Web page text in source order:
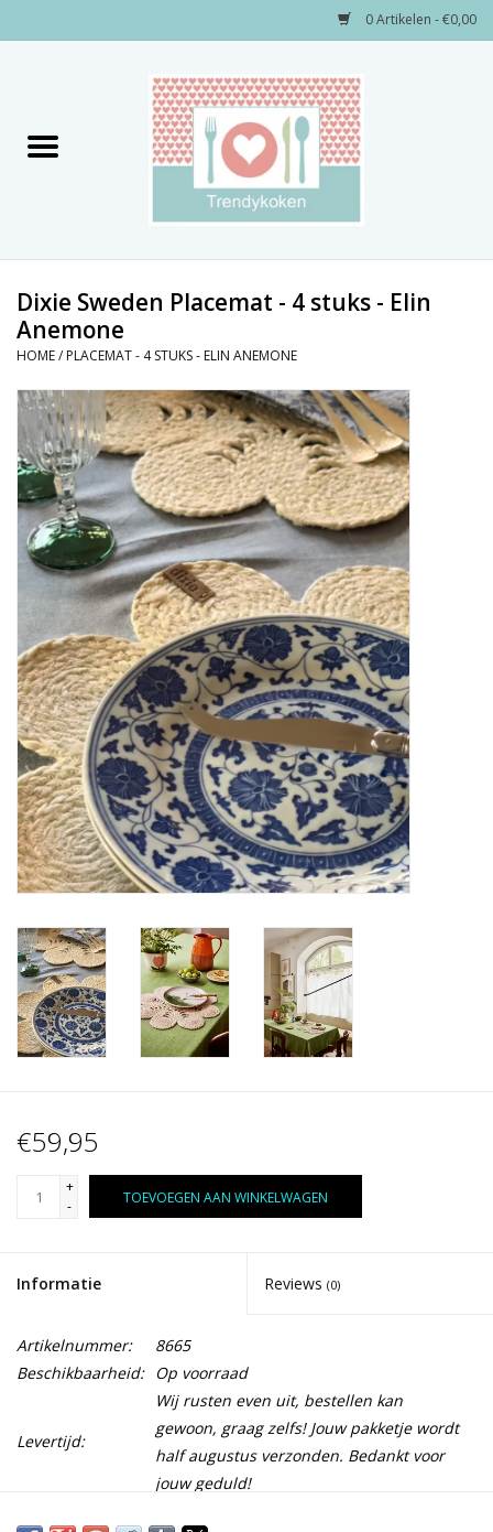
0 Artikelen - €0,00
Decoratie
Keukengerei
Textiel
Kids only
Alles zien
NIEUW!
Sale!
Kleuren
Dixie Sweden Placemat - 4 stuks - Elin
Anemone
HOME/ PLACEMAT - 4 STUKS - ELIN ANEMONE
€59,95
+
-
TOEVOEGEN AAN WINKELWAGEN
Informatie Reviews (0)
Artikelnummer:
8665
Beschikbaarheid: Op voorraad
Levertijd:
Wij rusten even uit, bestellen kan
gewoon, graag zelfs! Jouw pakketje wordt
half augustus verzonden. Bedankt voor
jouw geduld!